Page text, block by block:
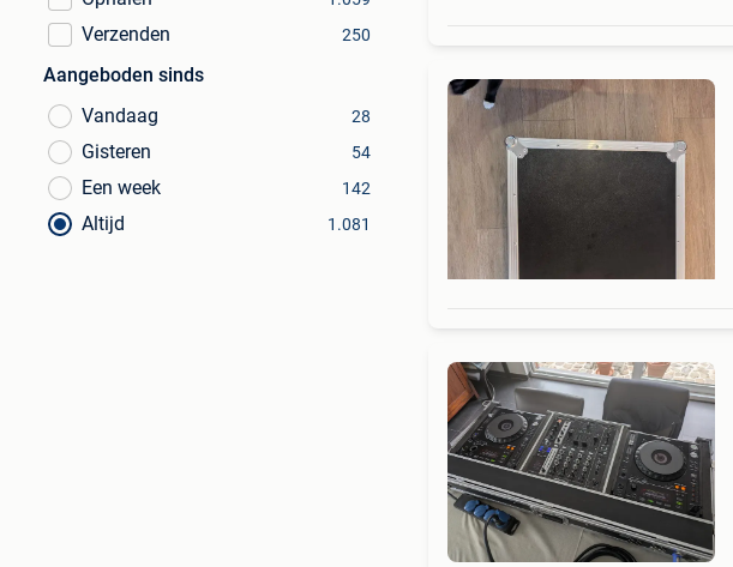
Verzenden 250
Aangeboden sinds
Vandaag
28
Gisteren 54
Een week 142
Altijd 1.081